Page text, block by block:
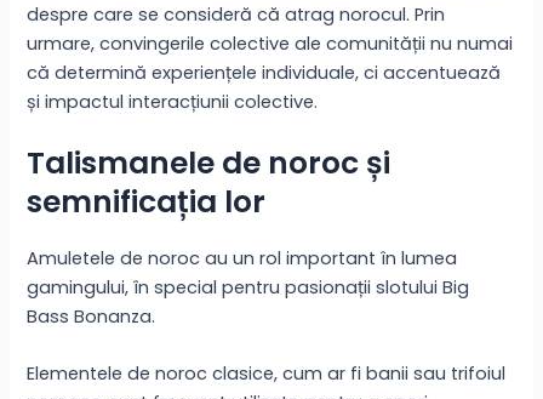
despre care se consideră că atrag norocul. Prin
urmare, convingerile colective ale comunității nu numai
că determină experiențele individuale, ci accentuează
și impactul interacțiunii colective.
Talismanele de noroc și
semnificația lor
Amuletele de noroc au un rol important în lumea
gamingului, în special pentru pasionații slotului Big
Bass Bonanza.
Elementele de noroc clasice, cum ar fi banii sau trifoiul